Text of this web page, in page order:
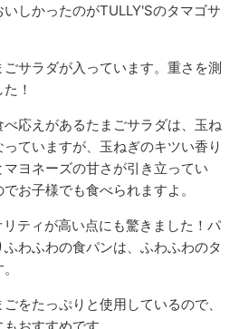
しかったのがTULLY'Sのタマゴサ
サラダが入っています。重さを測
！
応えがあるたまごサラダは、玉ね
ていますが、玉ねぎのキツい香り
ヨネーズの甘さが引き立ってい
お子様でも食べられますよ。
ティが高い点にも驚きました！パ
わふわの食パンは、ふわふわのタ
をたっぷりと使用しているので、